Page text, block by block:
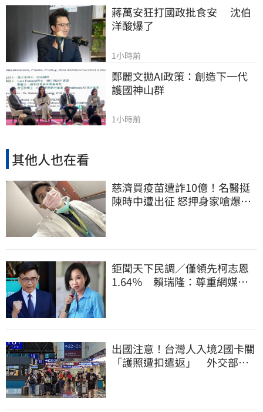
蔣萬安狂打國政批食安　 沈伯
洋酸爆了
1小時前
鄭麗文拋AI政策：創造下一代
護國神山群
1小時前
其他人也在看
慈濟買疫苗遭詐10億！名醫挺
陳時中遭出征 怒押身家嗆爆藍
鉅聞天下民調／僅領先柯志恩
1.64％ 賴瑞隆：尊重網媒特
出國注意！台灣人入境2國卡關
「護照遭扣遣返」 外交部證